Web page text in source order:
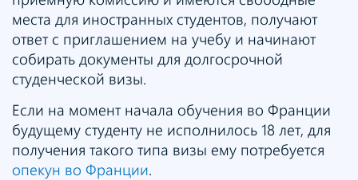
места для иностранных студентов, получают
ответ с приглашением на учебу и начинают
собирать документы для долгосрочной
студенческой визы.
Если на момент начала обучения во Франции
будущему студенту не исполнилось 18 лет, для
получения такого типа визы ему потребуется
опекун во Франции.